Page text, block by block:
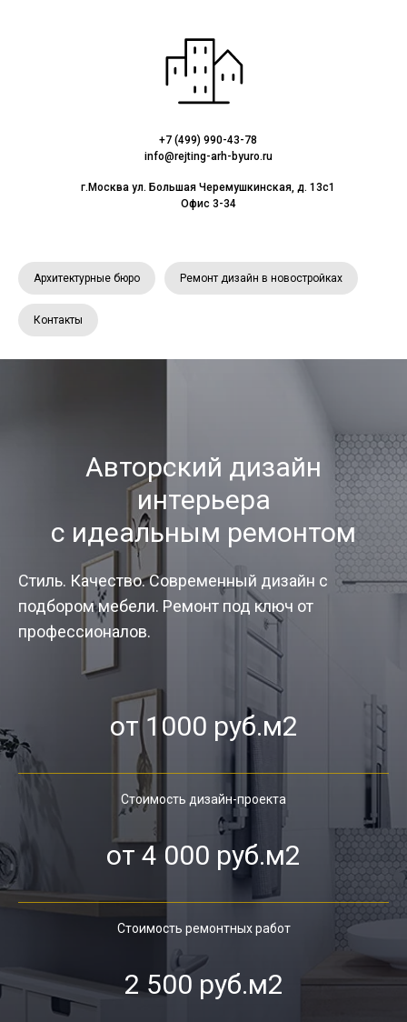
+7 (499) 990-43-78
info@rejting-arh-byuro.ru
г.Москва ул. Большая Черемушкинская, д. 13с1
Офис 3-34
Архитектурные бюро Ремонт дизайн в новостройках
Контакты
Авторский дизайн
интерьера
с идеальным ремонтом
Стиль. Качество. Современный дизайн с
подбором мебели. Ремонт под ключ от
профессионалов.
от 1000 руб.м2
Стоимость дизайн-проекта
от 4 000 руб.м2
Стоимость ремонтных работ
2 500 руб.м2